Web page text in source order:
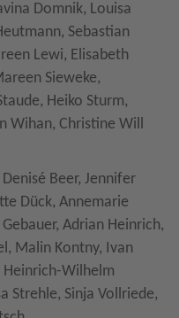
Domnik, Louisa
Sebastian
Lewi, Elisabeth
Sieweke,
Heiko Sturm,
Wihan, Christine Will
Beer, Jennifer
Dück, Annemarie
Adrian Heinrich,
Malin Kontny, Ivan
Heinrich-Wilhelm
Strehle, Sinja Vollriede,